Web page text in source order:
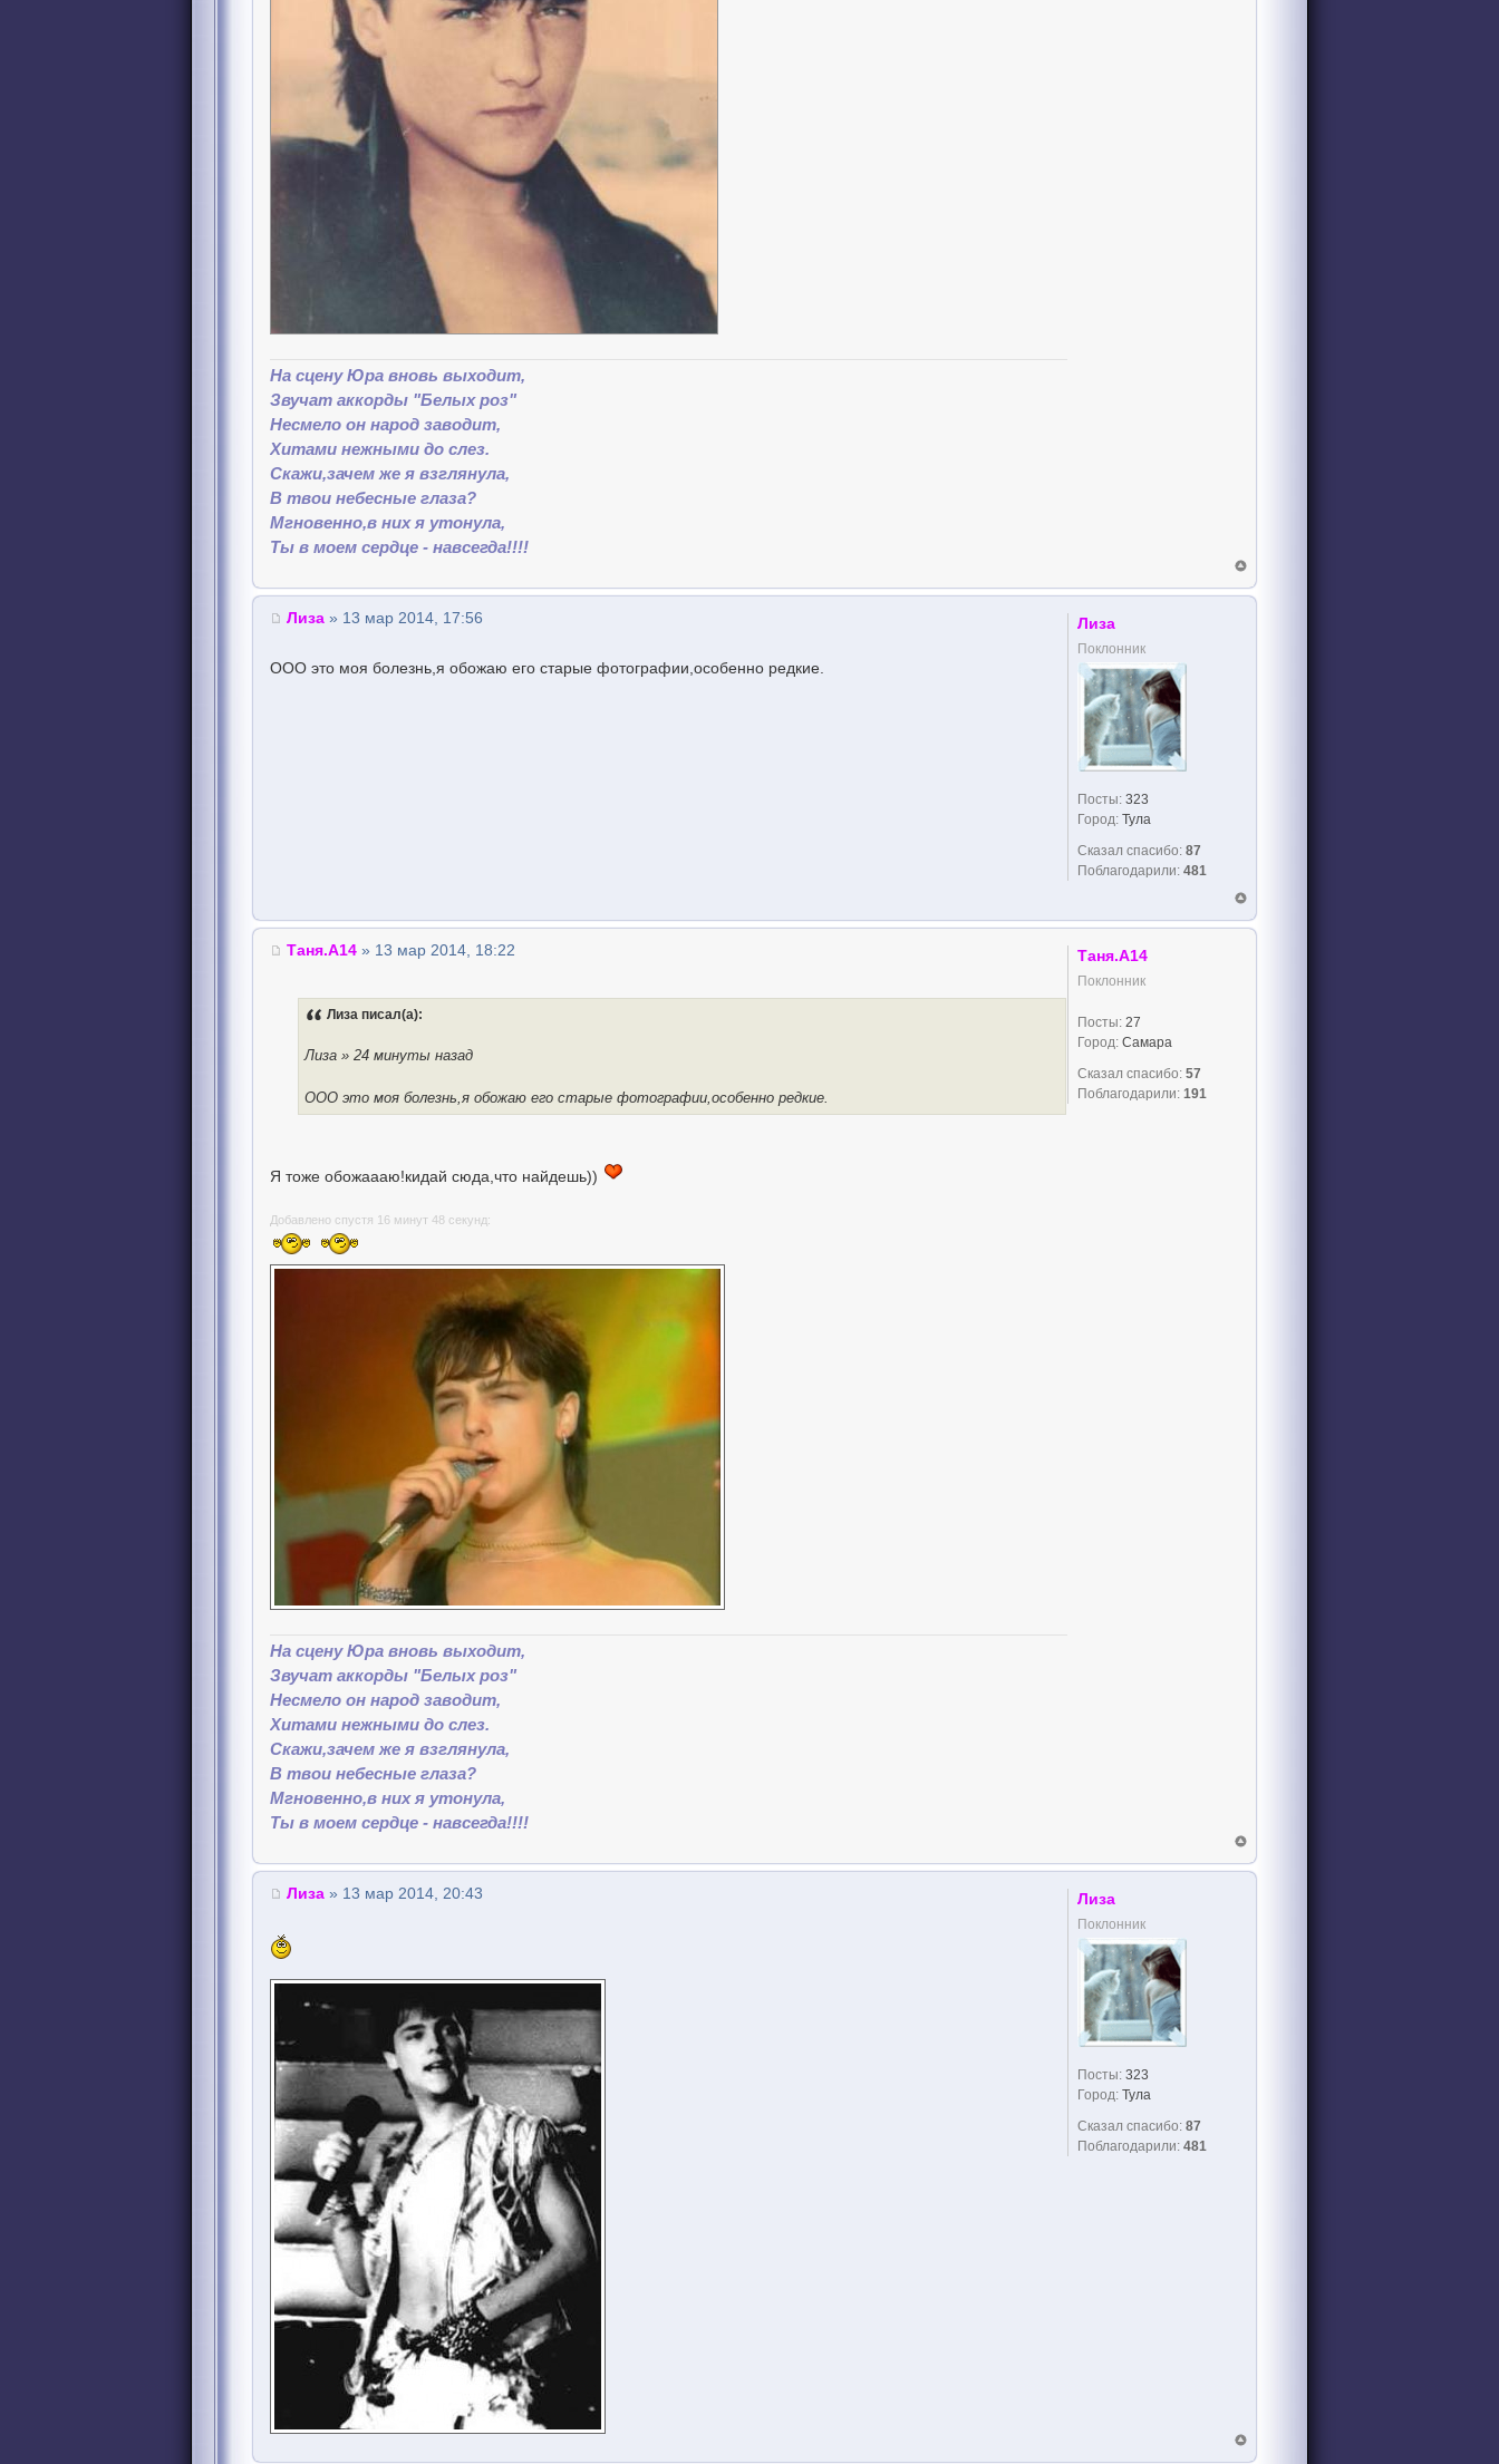
На сцену Юра вновь выходит,
Звучат аккорды "Белых роз"
Несмело он народ заводит,
Хитами нежными до слез.
Скажи,зачем же я взглянула,
В твои небесные глаза?
Мгновенно,в них я утонула,
Ты в моем сердце - навсегда!!!!
Лиза » 13 мар 2014, 17:56
ООО это моя болезнь,я обожаю его старые фотографии,особенно редкие.
Лиза
Поклонник
Посты: 323
Город: Тула
Сказал спасибо: 87
Поблагодарили: 481
Таня.А14 » 13 мар 2014, 18:22
Лиза писал(а):
Лиза » 24 минуты назад
ООО это моя болезнь,я обожаю его старые фотографии,особенно редкие.
Я тоже обожаааю!кидай сюда,что найдешь))
Добавлено спустя 16 минут 48 секунд:
На сцену Юра вновь выходит,
Звучат аккорды "Белых роз"
Несмело он народ заводит,
Хитами нежными до слез.
Скажи,зачем же я взглянула,
В твои небесные глаза?
Мгновенно,в них я утонула,
Ты в моем сердце - навсегда!!!!
Таня.А14
Поклонник
Посты: 27
Город: Самара
Сказал спасибо: 57
Поблагодарили: 191
Лиза » 13 мар 2014, 20:43 Лиза
Поклонник
Посты: 323
Город: Тула
Сказал спасибо: 87
Поблагодарили: 481